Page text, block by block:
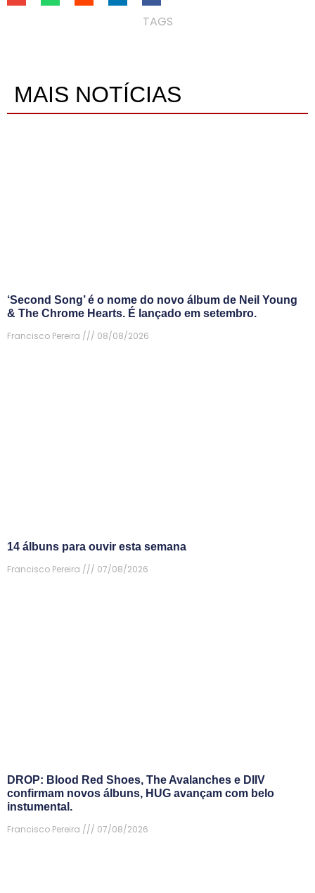
TAGS
MAIS NOTÍCIAS
‘Second Song’ é o nome do novo álbum de Neil Young
& The Chrome Hearts. É lançado em setembro.
Francisco Pereira
08/08/2026
14 álbuns para ouvir esta semana
Francisco Pereira
07/08/2026
DROP: Blood Red Shoes, The Avalanches e DIIV
confirmam novos álbuns, HUG avançam com belo
instumental.
Francisco Pereira
07/08/2026